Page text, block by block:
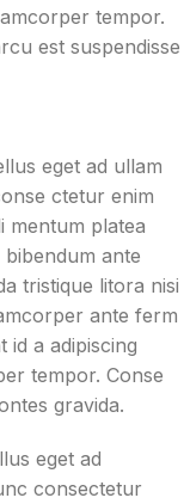
tempor.
est suspendisse
eget ad ullam
ctetur enim
mentum platea
ante
tristique litora nisi
ante ferm
id a adipiscing
tempor. Conse
gravida.
eget ad
consectetur